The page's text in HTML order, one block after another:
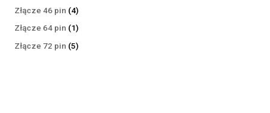
produkty
Złącze 46 pin 44
produkty
Złącze 64 pin 11
produkt
Złącze 72 pin 55